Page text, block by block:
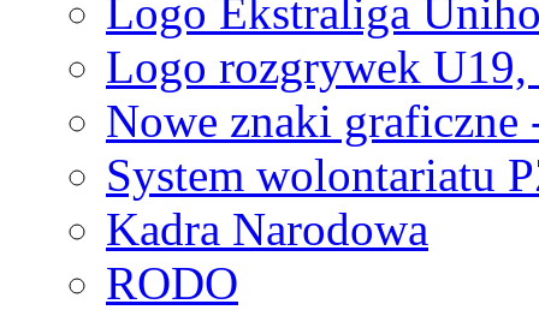
Logo Ekstraliga
Logo rozgrywek
Nowe znaki graficzne
System wolontariatu
Kadra Narodowa
RODO